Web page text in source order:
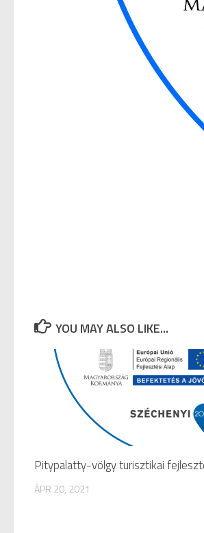
YOU MAY ALSO LIKE...
Pitypalatty-völgy turisztikai
ÁPR 20, 2021